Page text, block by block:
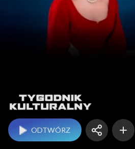
ODTWÓRZ